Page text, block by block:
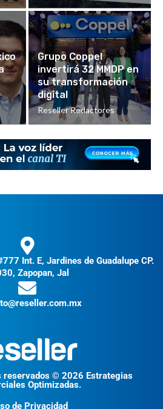
Grupo Coppel
invertirá 32 MMDP en
su transformación
digital
Reseller Redactores
Int. E, Jardines de Guadalupe CP.
Zapopan, Jal
reservados © 2026 Estrategias
Optimizadas.
de Privacidad